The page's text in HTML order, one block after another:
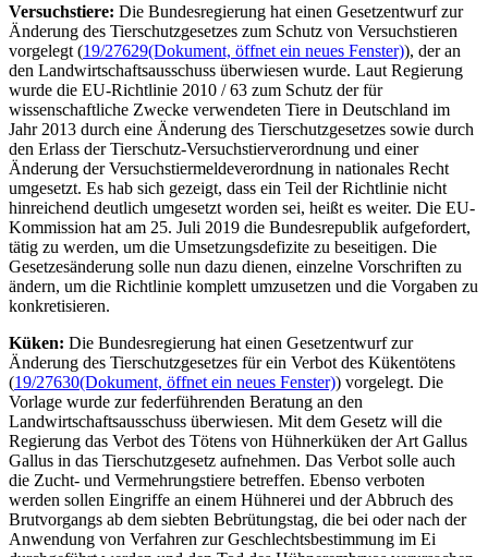
Versuchstiere: Die Bundesregierung hat einen Gesetzentwurf zur
Änderung des Tierschutzgesetzes zum Schutz von Versuchstieren
vorgelegt (19/27629(Dokument, öffnet ein neues Fenster)), der an
den Landwirtschaftsausschuss überwiesen wurde. Laut Regierung
wurde die EU-Richtlinie 2010 / 63 zum Schutz der für
wissenschaftliche Zwecke verwendeten Tiere in Deutschland im
Jahr 2013 durch eine Änderung des Tierschutzgesetzes sowie durch
den Erlass der Tierschutz-Versuchstierverordnung und einer
Änderung der Versuchstiermeldeverordnung in nationales Recht
umgesetzt. Es hab sich gezeigt, dass ein Teil der Richtlinie nicht
hinreichend deutlich umgesetzt worden sei, heißt es weiter. Die EU-
Kommission hat am 25. Juli 2019 die Bundesrepublik aufgefordert,
tätig zu werden, um die Umsetzungsdefizite zu beseitigen. Die
Gesetzesänderung solle nun dazu dienen, einzelne Vorschriften zu
ändern, um die Richtlinie komplett umzusetzen und die Vorgaben zu
konkretisieren.
Küken: Die Bundesregierung hat einen Gesetzentwurf zur
Änderung des Tierschutzgesetzes für ein Verbot des Kükentötens
(19/27630(Dokument, öffnet ein neues Fenster)) vorgelegt. Die
Vorlage wurde zur federführenden Beratung an den
Landwirtschaftsausschuss überwiesen. Mit dem Gesetz will die
Regierung das Verbot des Tötens von Hühnerküken der Art Gallus
Gallus in das Tierschutzgesetz aufnehmen. Das Verbot solle auch
die Zucht- und Vermehrungstiere betreffen. Ebenso verboten
werden sollen Eingriffe an einem Hühnerei und der Abbruch des
Brutvorgangs ab dem siebten Bebrütungstag, die bei oder nach der
Anwendung von Verfahren zur Geschlechtsbestimmung im Ei